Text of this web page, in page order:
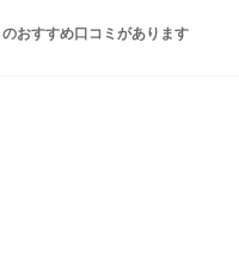
のおすすめ口コミがあります